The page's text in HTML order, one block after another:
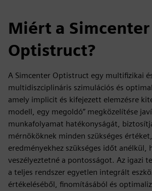
Miért a Simcenter
Optistruct?
A Simcenter Optistruct egy multifizikai
multidiszciplináris szimulációs és
amely implicit és kifejezett elemzésre
modell, egy megoldó” megközelítése
munkafolyamat hatékonyságát,
mérnököknek minden szükséges
eredményekhez szükséges időt anélkül,
veszélyeztetné a pontosságot. Az igazi
a teljes rendszer egyetlen integrált
értékeléséből, finomításából és